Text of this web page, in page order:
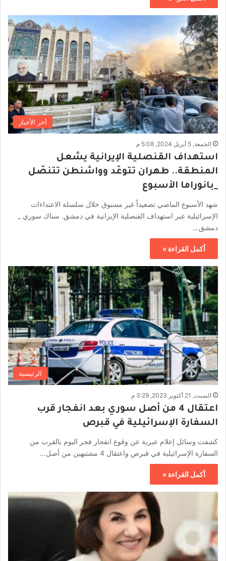
أخر الأخبار
الجمعة, 5 أبريل 2024, 5:08 م
استهداف القنصلية الإيرانية يشعل
المنطقة.. طهران تتوعّد وواشنطن تتنصّل
_بانوراما الأسبوع
شهد الأسبوع الماضي تصعيداً غير مسبوق خلال سلسلة الاعتداءات
الإسرائيلية عبر استهداف القنصلية الإيرانية في دمشق. سناك سوري _
دمشق…
أكمل القراءة »
الرئيسية
السبت, 21 أكتوبر 2023, 3:29 م
اعتقال 4 من أصل سوري بعد انفجار قرب
السفارة الإسرائيلية في قبرص
كشفت وسائل إعلام عبرية عن وقوع انفجار فجر اليوم بالقرب من
السفارة الإسرائيلية في قبرص واعتقال 4 مشتبهين من أصل…
أكمل القراءة »